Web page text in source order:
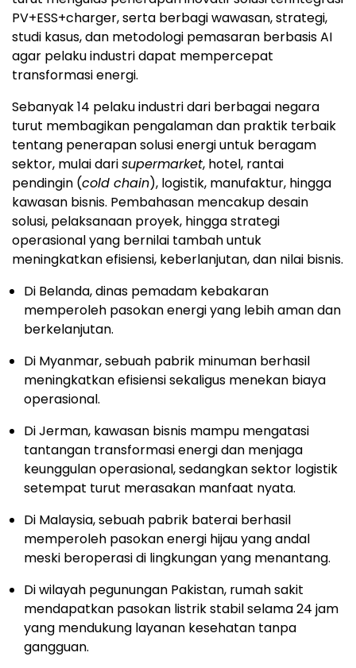
PV+ESS+charger, serta berbagi wawasan, strategi,
studi kasus, dan metodologi pemasaran berbasis AI
agar pelaku industri dapat mempercepat
transformasi energi.
Sebanyak 14 pelaku industri dari berbagai negara
turut membagikan pengalaman dan praktik terbaik
tentang penerapan solusi energi untuk beragam
sektor, mulai darisupermarket, hotel, rantai
pendingin (cold chain), logistik, manufaktur, hingga
kawasan bisnis. Pembahasan mencakup desain
solusi, pelaksanaan proyek, hingga strategi
operasional yang bernilai tambah untuk
meningkatkan efisiensi, keberlanjutan, dan nilai bisnis.
Di Belanda, dinas pemadam kebakaran
memperoleh pasokan energi yang lebih aman dan
berkelanjutan.
Di Myanmar, sebuah pabrik minuman berhasil
meningkatkan efisiensi sekaligus menekan biaya
operasional.
Di Jerman, kawasan bisnis mampu mengatasi
tantangan transformasi energi dan menjaga
keunggulan operasional, sedangkan sektor logistik
setempat turut merasakan manfaat nyata.
Di Malaysia, sebuah pabrik baterai berhasil
memperoleh pasokan energi hijau yang andal
meski beroperasi di lingkungan yang menantang.
Di wilayah pegunungan Pakistan, rumah sakit
mendapatkan pasokan listrik stabil selama 24 jam
yang mendukung layanan kesehatan tanpa
gangguan.